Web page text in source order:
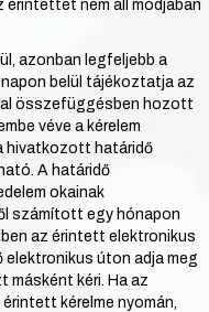
érintettet nem áll módjában
azonban legfeljebb a
belül tájékoztatja az
összefüggésben hozott
véve a kérelem
hivatkozott határidő
A határidő
okainak
számított egy hónapon
az érintett elektronikus
úton adja meg
másként kéri. Ha az
kérelme nyomán,